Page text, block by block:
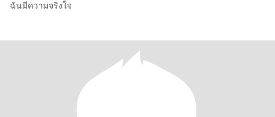
ฉันมีความจริงใจ